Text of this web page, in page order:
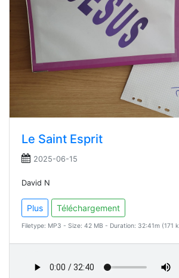
Le Saint Esprit
2025-06-15
David N
Plus Téléchargement
Filetype: MP3 - Size: 42 MB - Duration: 32:41m (171